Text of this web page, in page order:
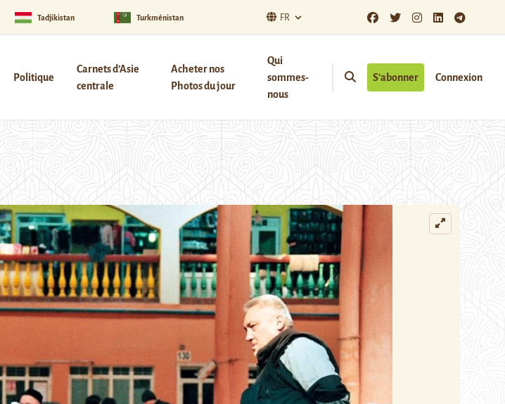
Tadjikistan Turkménistan FR
Politique
Carnets d’Asie
centrale
Acheter nos
Photos du jour
Qui
sommes-
nous
S’abonner Connexion